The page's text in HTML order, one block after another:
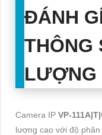
ĐÁNH
THÔNG
LƯỢNG
Camera IP VP-
lượng cao với độ phân